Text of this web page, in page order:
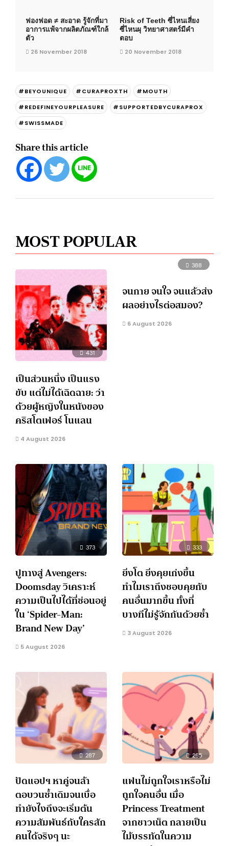
ฟองฟอด ≠ สะอาด รู้จักที่มา
อาการแพ้จากผลิตภัณฑ์ใกล้
ตัว
26 November 2018
Risk of Teeth ซี่ไหนเสี่ยง
ซี่ไหนผุ วิทยาศาสตร์มีคำ
ตอบ
20 November 2018
#BEYOUNIQUE #CURAPROXTH
#MOUTH
#REDEFINEYOURPLEASURE
#SUPPORTEDBYCURAPROX
#SWISSMADE
Share this article
MOST POPULAR
431
เป็นส่วนหนึ่ง เป็นแรง
ขับ แต่ไม่ได้เฉิดฉาย: ว่า
ด้วยผู้หญิงในหนังของ
คริสโตเฟอร์ โนแลน
4 August 2026
388
จนกาย จนใจ จนแล้วส่ง
ผลอย่างไรต่อสมอง?
6 August 2026
373
ปูทางสู่ Avengers:
Doomsday วิเคราะห์
ความเป็นไปได้ที่ซ่อนอยู่
ใน ‘Spider-Man:
Brand New Day’
5 August 2026
333
ยิ่งโต ยิ่งคุยเก่งขึ้น
ทำไมเราถึงชอบคุยกับ
คนอื่นมากขึ้น ทั้งที่
บางทีไม่รู้จักกันด้วยซ้ำ
3 August 2026
287
ปัดแอปฯ หาคู่จนล้า
ตอบวนซ้ำเดิมจนเบื่อ
ทำยังไงถึงจะเริ่มต้น
ความสัมพันธ์กับใครสัก
คนได้จริงๆ นะ
265
แฟนไม่ถูกใจเราหรือไม่
ถูกใจคนอื่น เมื่อ
Princess Treatment
จากชาวเน็ต กลายเป็น
ไม้บรรทัดในความ